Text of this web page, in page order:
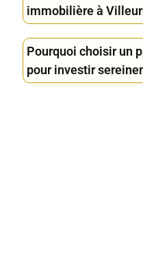
immobilière à
Pourquoi choisir un
pour investir